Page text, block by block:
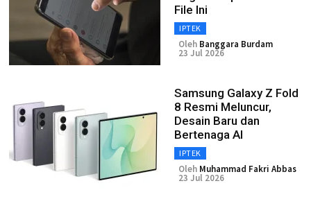
File Ini
IPTEK
Oleh Banggara Burdam
23 Jul 2026
Samsung Galaxy Z Fold
8 Resmi Meluncur,
Desain Baru dan
Bertenaga AI
IPTEK
Oleh Muhammad Fakri Abbas
23 Jul 2026